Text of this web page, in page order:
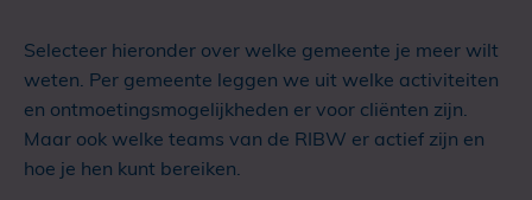
Selecteer hieronder over welke gemeente je meer wilt
weten. Per gemeente leggen we uit welke activiteiten
en ontmoetingsmogelijkheden er voor cliënten zijn.
Maar ook welke teams van de RIBW er actief zijn en
hoe je hen kunt bereiken.